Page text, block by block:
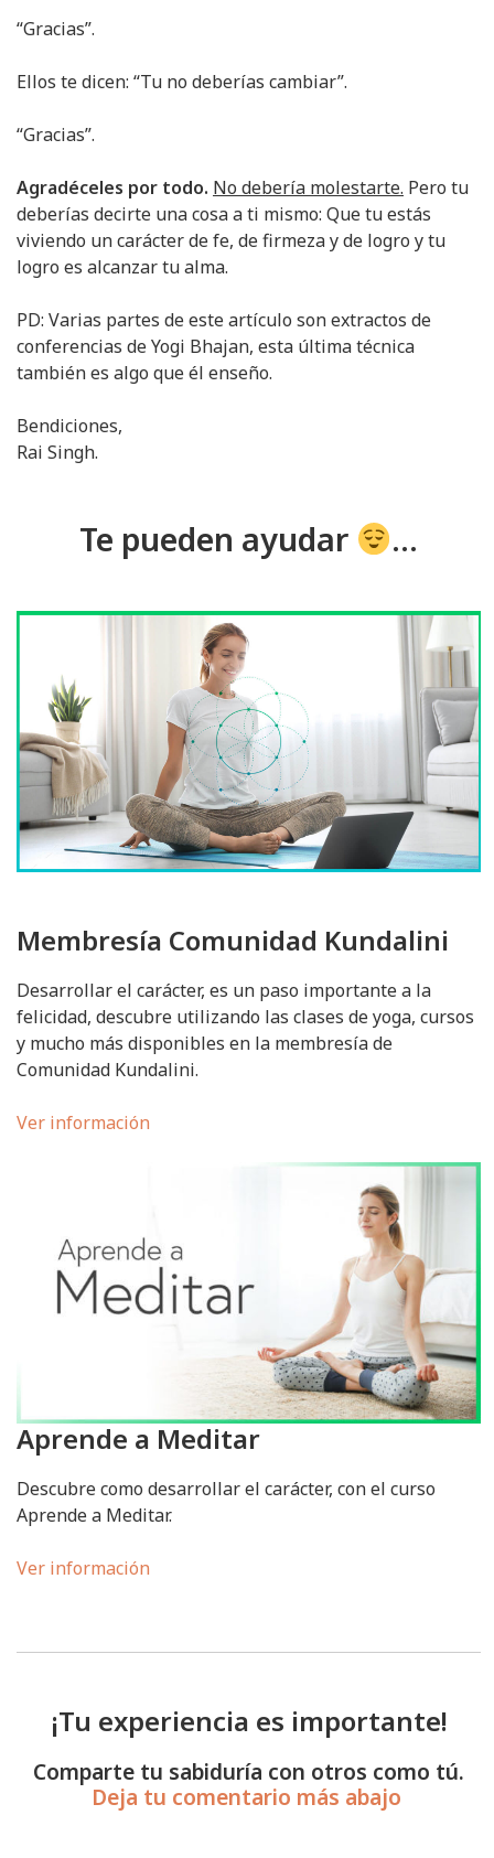
“Gracias”.
Ellos te dicen: “Tu no deberías cambiar”.
“Gracias”.
Agradéceles por todo. No debería molestarte. Pero tu
deberías decirte una cosa a ti mismo: Que tu estás
viviendo un carácter de fe, de firmeza y de logro y tu
logro es alcanzar tu alma.
PD: Varias partes de este artículo son extractos de
conferencias de Yogi Bhajan, esta última técnica
también es algo que él enseño.
Bendiciones,
Rai Singh.
Te pueden ayudar ...
Membresía Comunidad Kundalini
Desarrollar el carácter, es un paso importante a la
felicidad, descubre utilizando las clases de yoga, cursos
y mucho más disponibles en la membresía de
Comunidad Kundalini.
Ver información
Aprende a Meditar
Descubre como desarrollar el carácter, con el curso
Aprende a Meditar.
Ver información
¡Tu experiencia es importante!
Comparte tu sabiduría con otros como tú.
Deja tu comentario más abajo